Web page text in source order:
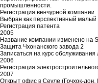
промышленности.
Регистрация венчурной компании
Выбран как перспективный малый
Регистрация патента
2005
Название компании изменено на
Защита Чхонанского завода 2
Записаться на курс
2006
Регистрация
2007
Открыт офис в Сеуле (Гочхок-дон,